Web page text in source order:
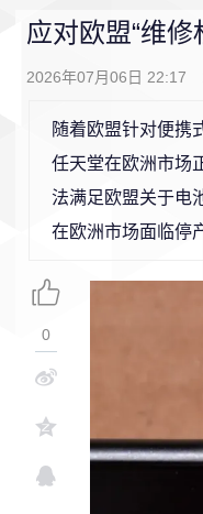
应对欧盟“维
2026年07月06日 22:17
随着欧盟针对便携
任天堂在欧洲市场
法满足欧盟关于电
在欧洲市场面临停
0